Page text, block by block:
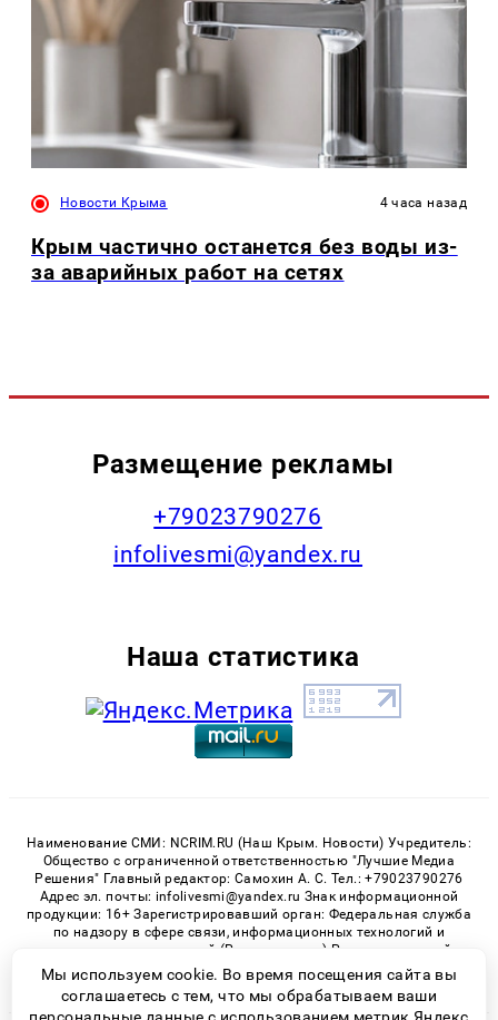
Новости Крыма 4 часа назад
Крым частично останется без воды из-
за аварийных работ на сетях
Размещение рекламы
+79023790276
infolivesmi@yandex.ru
Наша статистика
Наименование СМИ: NCRIM.RU (Наш Крым. Новости) Учредитель:
Общество с ограниченной ответственностью "Лучшие Медиа
Решения" Главный редактор: Самохин А. С. Тел.: +79023790276
Адрес эл. почты: infolivesmi@yandex.ru Знак информационной
продукции: 16+ Зарегистрировавший орган: Федеральная служба
по надзору в сфере связи, информационных технологий и
массовых коммуникаций (Роскомнадзор) Регистрационный
номер СМИ ЭЛ № ФС 77 - 81150 от 02.06.2021
Мы используем cookie. Во время посещения сайта вы
соглашаетесь с тем, что мы обрабатываем ваши